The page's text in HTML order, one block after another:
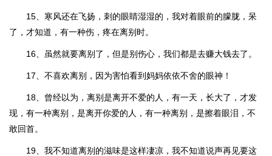
15、寒风还在飞扬，刺的眼睛湿湿的，我对着眼前的朦胧，呆
了，才知道，有一种伤，疼在离别时。
16、虽然就要离别了，但是别伤心，我们都是去赚大钱去了。
17、不喜欢离别，因为害怕看到妈妈依依不舍的眼神！
18、曾经以为，离别是离开不爱的人，有一天，长大了，才发
现，有一种离别，是离开你爱的人，有一种离别，是擦着眼泪，不
敢回首。
19、我不知道离别的滋味是这样凄凉，我不知道说声再见要这